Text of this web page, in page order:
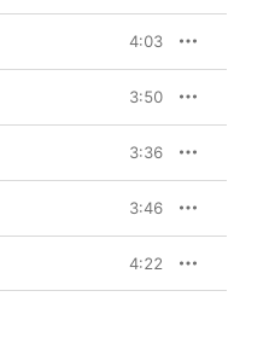
4:03
3:50
3:36
3:46
4:22